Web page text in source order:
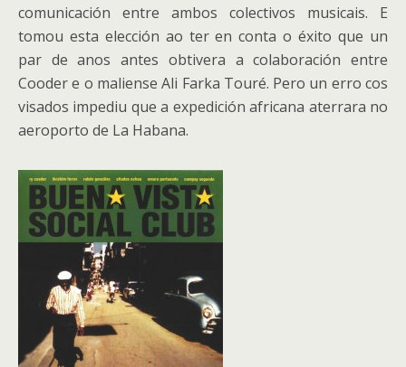
comunicación entre ambos colectivos musicais. E
tomou esta elección ao ter en conta o éxito que un
par de anos antes obtivera a colaboración entre
Cooder e o maliense Ali Farka Touré. Pero un erro cos
visados impediu que a expedición africana aterrara no
aeroporto de La Habana.